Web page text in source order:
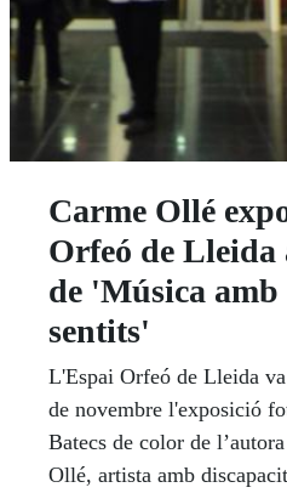
Carme Ollé
Orfeó de
de 'Música amb
sentits'
L'Espai Orfeó de Lleida
de novembre l'exposició
Batecs de color de
Ollé, artista amb